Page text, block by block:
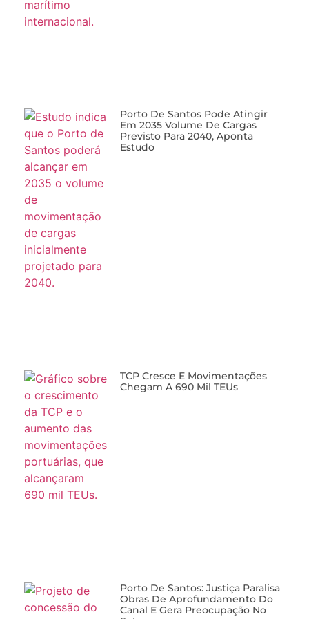
Porto De Santos Pode Atingir
Em 2035 Volume De Cargas
Previsto Para 2040, Aponta
Estudo
TCP Cresce E Movimentações
Chegam A 690 Mil TEUs
Porto De Santos: Justiça Paralisa
Obras De Aprofundamento Do
Canal E Gera Preocupação No